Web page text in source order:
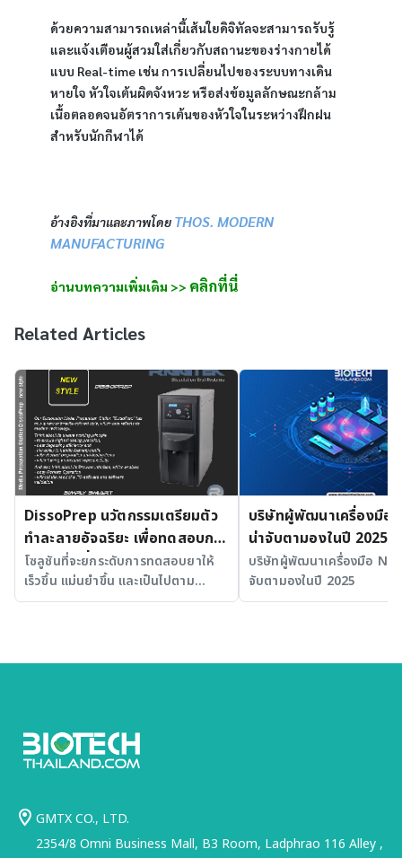
ด้วยความสามารถเหล่านี้เส้นใยดิจิทัลจะสามารถรับรู้
และแจ้งเตือนผู้สวมใส่เกี่ยวกับสถานะของร่างกายได้
แบบ Real-time เช่น การเปลี่ยนไปของระบบทางเดิน
หายใจ หัวใจเต้นผิดจังหวะ หรือส่งข้อมูลลักษณะกล้าม
เนื้อตลอดจนอัตราการเต้นของหัวใจในระหว่างฝึกฝน
สำหรับนักกีฬาได้
อ้างอิงที่มาและภาพโดย THOS. MODERN
MANUFACTURING
อ่านบทความเพิ่มเติม >> คลิกที่นี่
Related Articles
DissoPrep นวัตกรรมเตรียมตัว
ทำละลายอัจฉริยะ เพื่อทดสอบการ
ละลายยาที่แม่นยำและได้
มาตรฐาน
โซลูชันที่จะยกระดับการทดสอบยาให้
เร็วขึ้น แม่นยำขึ้น และเป็นไปตาม
มาตรฐานสากล
บริษัทผู้พัฒนาเครื่องมือ
น่าจับตามองในปี 2025
บริษัทผู้พัฒนาเครื่องมือ
จับตามองในปี 2025
GMTX CO., LTD.
2354/8 Omni Business Mall, B3 Room, Ladphrao 116 Alley ,